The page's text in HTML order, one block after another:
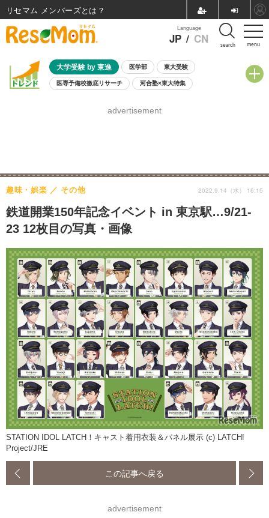
menu
Language
JP / CN search
大学受験 by 東進 医学部 東大受験
医専予備校徹底リサーチ 河合塾×東大特集
8月開催学校説明会・相談会
advertisement
鉄道開業150年記念イベント in 東京駅…9/21-
23 12枚目の写真・画像
趣味・娯楽 その他 2022.9.14（水） 16:15
STATION IDOL LATCH！キャスト着用衣装＆パネル展示 (c) LATCH!
Project/JRE
この記事へ戻る
advertisement
リセマム メンバーズ